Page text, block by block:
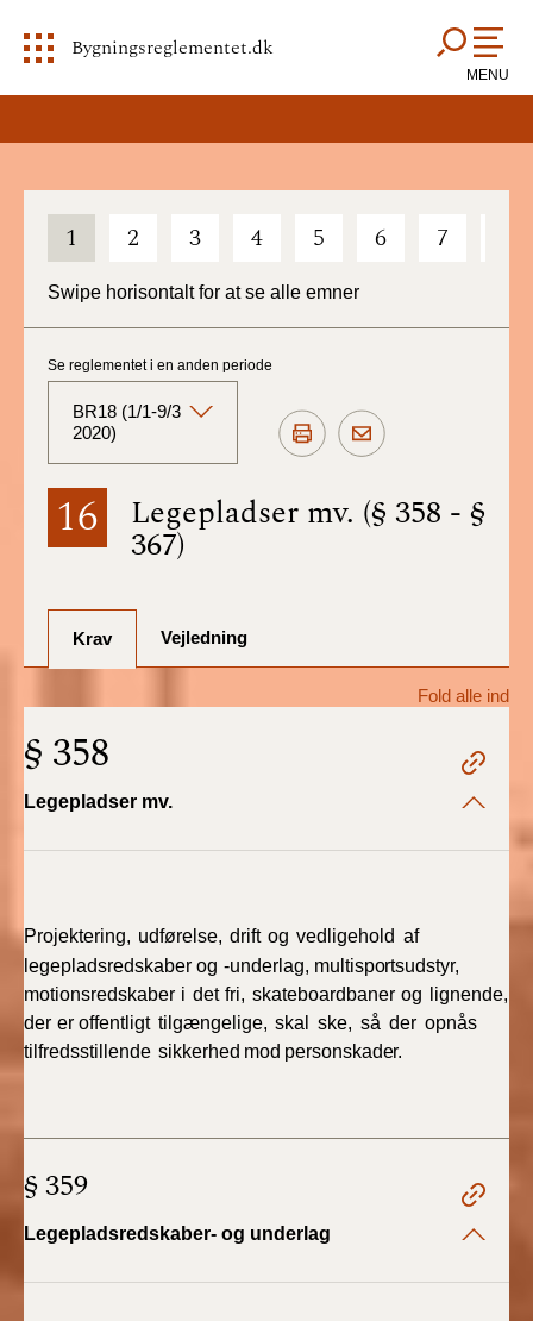
Bygningsreglementet.dk
MENU
1 2 3 4 5 6 7
Swipe horisontalt for at se alle emner
16 Legepladser mv. (§ 358 - §
367)
Se reglementet i en anden periode
BR18 (1/1-9/3
2020)
BR18 (Aktuelt)
BR18 (1/7-31/12
BR18 (1/1-30/6
2024)
BR18 (1/1- 30/06
BR18 (17/9 - 31/12
2022)
BR18 (1/7 - 16/9
BR18 (1/1 - 30/6
BR18 (29/6 - 31/12
2021)
Krav Vejledning
Fold alle ind
§ 358
Legepladser mv.
Projektering, udførelse, drift og vedligehold af
legepladsredskaber og -underlag, multisportsudstyr,
motionsredskaber i det fri, skateboardbaner og
lignende,
der eroffentligt tilgængelige, skal ske, så der opnås
tilfredsstillende sikkerhed mod personskader.
§ 359
Legepladsredskaber- og underlag